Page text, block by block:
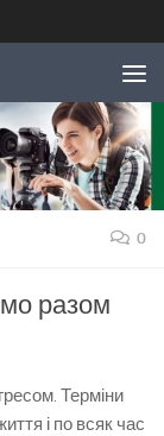
0
разом
Терміни
і по всяк час